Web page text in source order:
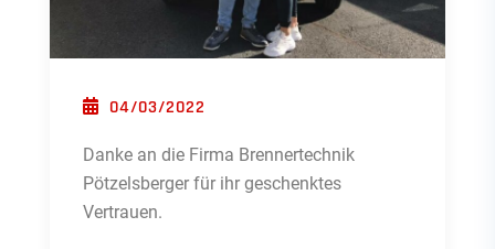
POSTED ON
04/03/2022
Danke an die Firma Brennertechnik
Pötzelsberger für ihr geschenktes
Vertrauen.